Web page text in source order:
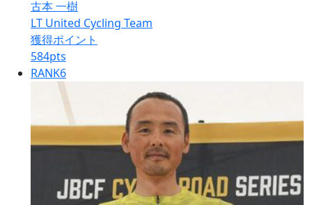
古本 一樹
LT United Cycling Team
獲得ポイント
584pts
RANK6